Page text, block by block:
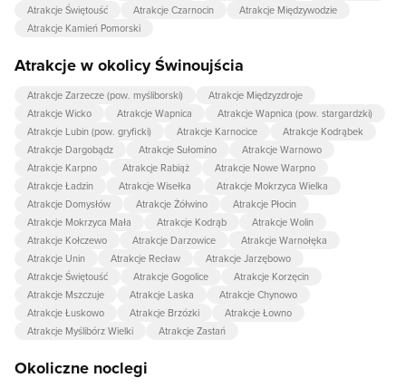
Atrakcje Świętouść
Atrakcje Czarnocin
Atrakcje Międzywodzie
Atrakcje Kamień Pomorski
Atrakcje w okolicy Świnoujścia
Atrakcje Zarzecze (pow. myśliborski)
Atrakcje Międzyzdroje
Atrakcje Wicko
Atrakcje Wapnica
Atrakcje Wapnica (pow. stargardzki)
Atrakcje Lubin (pow. gryficki)
Atrakcje Karnocice
Atrakcje Kodrąbek
Atrakcje Dargobądz
Atrakcje Sułomino
Atrakcje Warnowo
Atrakcje Karpno
Atrakcje Rabiąż
Atrakcje Nowe Warpno
Atrakcje Ładzin
Atrakcje Wisełka
Atrakcje Mokrzyca Wielka
Atrakcje Domysłów
Atrakcje Żółwino
Atrakcje Płocin
Atrakcje Mokrzyca Mała
Atrakcje Kodrąb
Atrakcje Wolin
Atrakcje Kołczewo
Atrakcje Darzowice
Atrakcje Warnołęka
Atrakcje Unin
Atrakcje Recław
Atrakcje Jarzębowo
Atrakcje Świętouść
Atrakcje Gogolice
Atrakcje Korzęcin
Atrakcje Mszczuje
Atrakcje Laska
Atrakcje Chynowo
Atrakcje Łuskowo
Atrakcje Brzózki
Atrakcje Łowno
Atrakcje Myślibórz Wielki
Atrakcje Zastań
Okoliczne noclegi